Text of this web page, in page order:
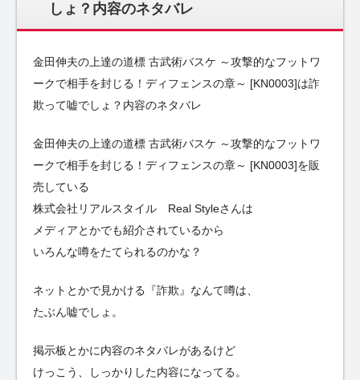
しょ？内容のネタバレ
金田伸夫の上達の道標 古武術バスケ ～攻撃的なフットワ
ークで相手を封じる！ディフェンスの章～ [KN0003]は詐
欺って嘘でしょ？内容のネタバレ
金田伸夫の上達の道標 古武術バスケ ～攻撃的なフットワ
ークで相手を封じる！ディフェンスの章～ [KN0003]を販
売している
株式会社リアルスタイル Real Styleさんは
メディアとかでも紹介されているから
いろんな噂をたてられるのかな？
ネットとかで見かける『詐欺』なんて噂は、
たぶん嘘でしょ。
掲示板とかに内容のネタバレがあるけど
けっこう、しっかりした内容になってる。